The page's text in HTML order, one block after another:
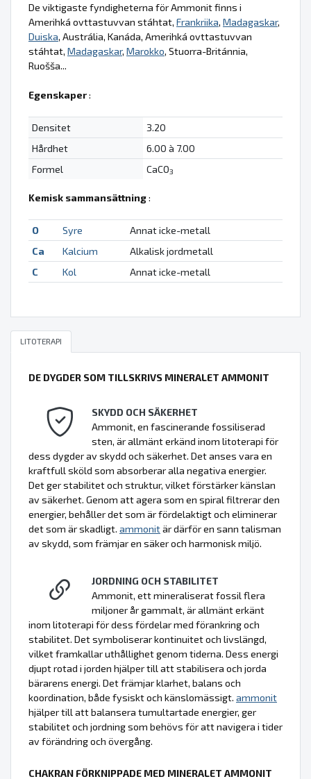
De viktigaste fyndigheterna för Ammonit finns i
Amerihká ovttastuvvan stáhtat, Frankriika, Madagaskar,
Duiska, Austrália, Kanáda, Amerihká ovttastuvvan
stáhtat, Madagaskar, Marokko, Stuorra-Británnia,
Ruošša...
Egenskaper:
Densitet
3.20
Hårdhet
6.00 à 7.00
Formel
CaCO3
Kemisk sammansättning:
O Syre
Annat icke-metall
Ca
Kalcium
Alkalisk jordmetall
C
Kol Annat icke-metall
LITOTERAPI
DE DYGDER SOM TILLSKRIVS MINERALET AMMONIT
SKYDD OCH SÄKERHET
Ammonit, en fascinerande fossiliserad
sten, är allmänt erkänd inom litoterapi för
dess dygder av skydd och säkerhet. Det anses vara en
kraftfull sköld som absorberar alla negativa energier.
Det ger stabilitet och struktur, vilket förstärker känslan
av säkerhet. Genom att agera som en spiral filtrerar den
energier, behåller det som är fördelaktigt och eliminerar
det som är skadligt. ammonitär därför en sann talisman
av skydd, som främjar en säker och harmonisk miljö.
JORDNING OCH STABILITET
Ammonit, ett mineraliserat fossil flera
miljoner år gammalt, är allmänt erkänt
inom litoterapi för dess fördelar med förankring och
stabilitet. Det symboliserar kontinuitet och livslängd,
vilket framkallar uthållighet genom tiderna. Dess energi
djupt rotad i jorden hjälper till att stabilisera och jorda
bärarens energi. Det främjar klarhet, balans och
koordination, både fysiskt och känslomässigt. ammonit
hjälper till att balansera tumultartade energier, ger
stabilitet och jordning som behövs för att navigera i tider
av förändring och övergång.
CHAKRAN FÖRKNIPPADE MED MINERALET AMMONIT